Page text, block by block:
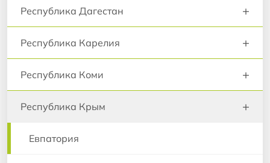
Республика Дагестан +
Республика Карелия +
Республика Коми +
Республика Крым +
Евпатория